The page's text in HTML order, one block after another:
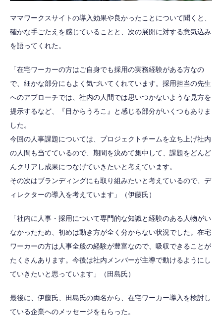
ママワークスサイトの導入効果や良かったことについて聞くと、
確かな手ごたえを感じていることと、次の展開に対する意気込み
を語ってくれた。
「在宅ワーカーの方はご自身でも採用の実務経験がある方なの
で、細かな部分にもよく気づいてくれています。採用担当の先生
へのアプローチでは、社内の人間では思いつかないような見方を
提示するなど、『目からうろこ』と感じる部分がいくつもありま
した。
今回の人事課題については、プロジェクトチームを立ち上げ社内
の人間も当てているので、期間を決めて集中して、課題をどんど
んクリアし成果につなげていきたいと考えています。
その次はブランディングにも取り組みたいと考えているので、デ
ィレクターの導入を考えています」（伊藤氏）
「社内に人事・採用について専門的な知識と経験のある人物がい
なかったため、初めは動き方が全く分からない状況でした。在宅
ワーカーの方は人事全般の経験が豊富なので、吸収できることが
たくさんあります。今後は社内メンバーが主導で動けるようにし
ていきたいと思っています」（田島氏）
最後に、伊藤氏、田島氏の両名から、在宅ワーカー導入を検討し
ている企業へのメッセージをもらった。